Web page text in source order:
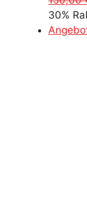
30%